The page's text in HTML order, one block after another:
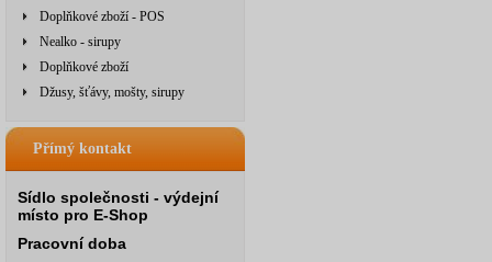
Doplňkové zboží - POS
Nealko - sirupy
Doplňkové zboží
Džusy, šťávy, mošty, sirupy
Přímý kontakt
Sídlo společnosti - výdejní
místo pro E-Shop
Pracovní doba